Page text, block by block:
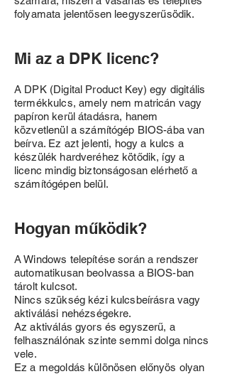
folyamata jelentősen leegyszerűsödik.
Mi az a DPK licenc?
A DPK (Digital Product Key) egy digitális
termékkulcs, amely nem matricán vagy
papíron kerül átadásra, hanem
közvetlenül a számítógép BIOS-ába van
beírva. Ez azt jelenti, hogy a kulcs a
készülék hardveréhez kötődik, így a
licenc mindig biztonságosan elérhető a
számítógépen belül.
Hogyan működik?
A Windows telepítése során a rendszer
automatikusan beolvassa a BIOS-ban
tárolt kulcsot.
Nincs szükség kézi kulcsbeírásra vagy
aktiválási nehézségekre.
Az aktiválás gyors és egyszerű, a
felhasználónak szinte semmi dolga nincs
vele.
Ez a megoldás különösen előnyös olyan